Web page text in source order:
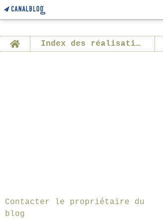
Home Index des réalisations
Contacter le propriétaire du
blog